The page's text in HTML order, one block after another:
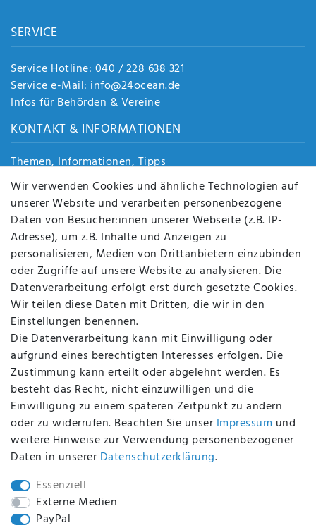
SERVICE
Service Hotline: 040 / 228 638 321
Service e-Mail: info@24ocean.de
Infos für Behörden & Vereine
KONTAKT & INFORMATIONEN
Themen, Informationen, Tipps
Jobs
Über uns
Kontakt
Datenschutz
AGB
FAQ
Batterieentsorgung
Altölverordnung
Impressum
BEQUEM UND SICHER BEZAHLEN MIT
BEI UNS SIND SIE SICHER!
WIR VERSENDEN MIT
Wir verwenden Cookies und ähnliche Technologien auf
unserer Website und verarbeiten personenbezogene
Daten von Besucher:innen unserer Webseite (z.B. IP-
Adresse), um z.B. Inhalte und Anzeigen zu
personalisieren, Medien von Drittanbietern einzubinden
oder Zugriffe auf unsere Website zu analysieren. Die
Datenverarbeitung erfolgt erst durch gesetzte Cookies.
Wir teilen diese Daten mit Dritten, die wir in den
Einstellungen benennen.
Die Datenverarbeitung kann mit Einwilligung oder
aufgrund eines berechtigten Interesses erfolgen. Die
Zustimmung kann erteilt oder abgelehnt werden. Es
besteht das Recht, nicht einzuwilligen und die
Einwilligung zu einem späteren Zeitpunkt zu ändern
oder zu widerrufen. Beachten Sie unser Impressum und
weitere Hinweise zur Verwendung personenbezogener
Daten in unserer Daten­schutz­erklärung.
Essenziell
Externe Medien
PayPal